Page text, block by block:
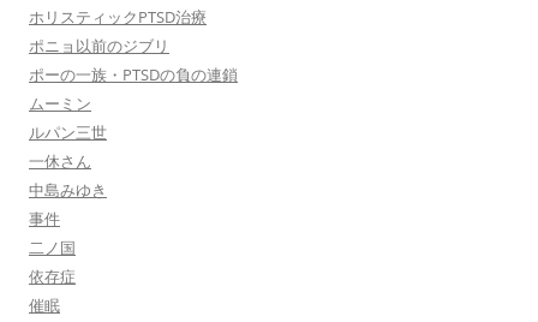
ホリスティックPTSD治療
ポニョ以前のジブリ
ポーの一族・PTSDの負の連鎖
ムーミン
ルパン三世
一休さん
中島みゆき
事件
二ノ国
依存症
催眠